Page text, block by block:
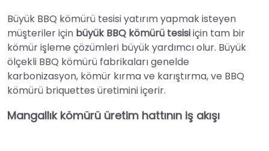
Büyük BBQ kömürü tesisi yatırım yapmak isteyen
müşteriler için büyük BBQ kömürü tesisiiçin tam bir
kömür işleme çözümleri büyük yardımcı olur. Büyük
ölçekli BBQ kömürü fabrikaları genelde
karbonizasyon, kömür kırma ve karıştırma, ve BBQ
kömürü briquettes üretimini içerir.
Mangallık kömürü üretim hattının iş akışı